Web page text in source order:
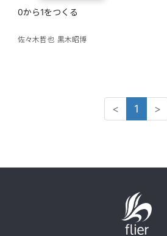
0から1をつくる
佐々木哲也 黒木昭博
< 1 >